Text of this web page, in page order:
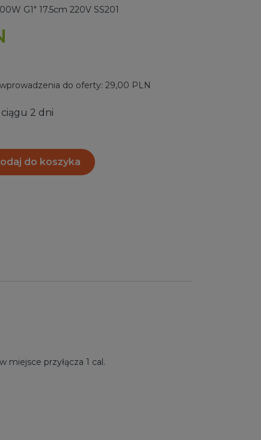
G1" 17.5cm 220V SS201
do oferty: 29,00 PLN
2 dni
do koszyka
miejsce przyłącza 1 cal.